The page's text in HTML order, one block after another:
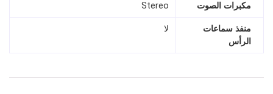
مكبرات الصوت Stereo
منفذ سماعات
الرأس
لا